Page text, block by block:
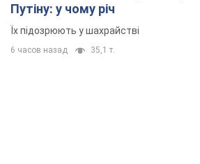
Путіну: у чому річ
Їх підозрюють у шахрайстві
6 часов назад 35,1 т.